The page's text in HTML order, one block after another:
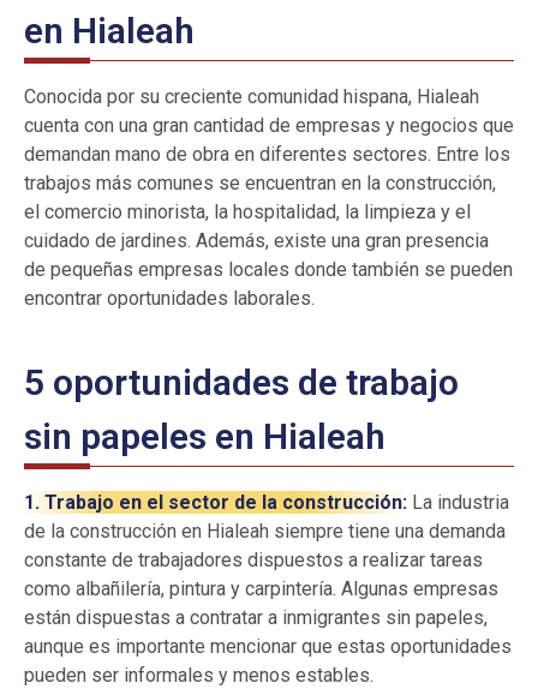
en Hialeah
Conocida por su creciente comunidad hispana, Hialeah
cuenta con una gran cantidad de empresas y negocios que
demandan mano de obra en diferentes sectores. Entre los
trabajos más comunes se encuentran en la construcción,
el comercio minorista, la hospitalidad, la limpieza y el
cuidado de jardines. Además, existe una gran presencia
de pequeñas empresas locales donde también se pueden
encontrar oportunidades laborales.
5 oportunidades de trabajo
sin papeles en Hialeah
1. Trabajo en el sector de la construcción: La industria
de la construcción en Hialeah siempre tiene una demanda
constante de trabajadores dispuestos a realizar tareas
como albañilería, pintura y carpintería. Algunas empresas
están dispuestas a contratar a inmigrantes sin papeles,
aunque es importante mencionar que estas oportunidades
pueden ser informales y menos estables.